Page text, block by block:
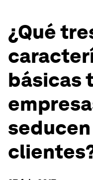
¿Qué
básicas
seducen